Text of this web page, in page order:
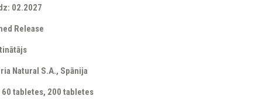
02.2027
Release
Natural S.A., Spānija
tabletes, 200 tabletes